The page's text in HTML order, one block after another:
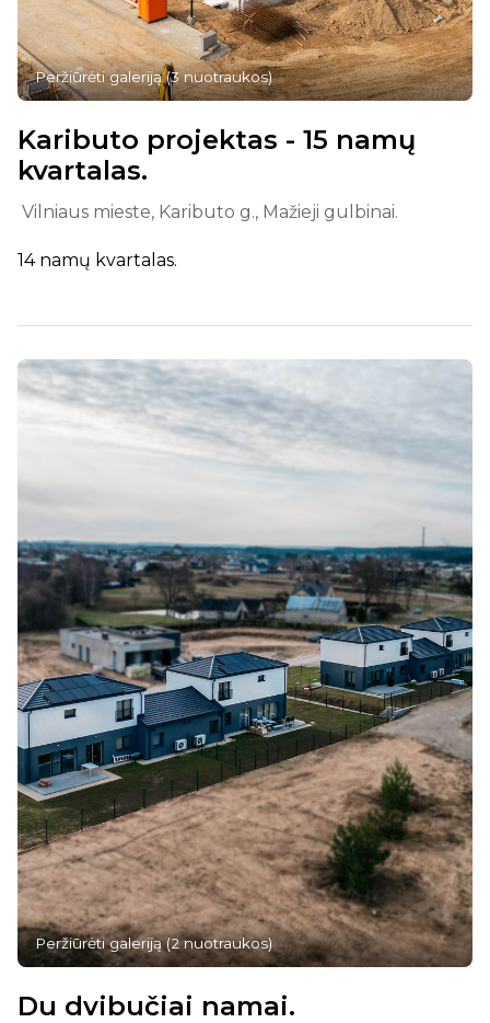
Peržiūrėti galeriją(3 nuotraukos)
Kaributo projektas - 15 namų
kvartalas.
Vilniaus mieste, Kaributo g., Mažieji gulbinai.
14 namų kvartalas.
Peržiūrėti galeriją(2 nuotraukos)
Du dvibučiai namai.